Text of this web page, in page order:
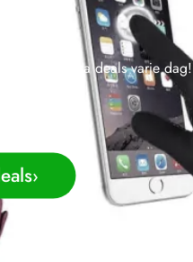
vi släpper nya deals varje dag!